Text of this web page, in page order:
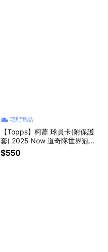
宅配商品
【Topps】柯蕭 球員卡(附保護
套) 2025 Now 道奇隊世界冠軍
CLAYTON KERSHAW #WS-13
MLB棒球 書僮 賽揚獎王牌投手
$550